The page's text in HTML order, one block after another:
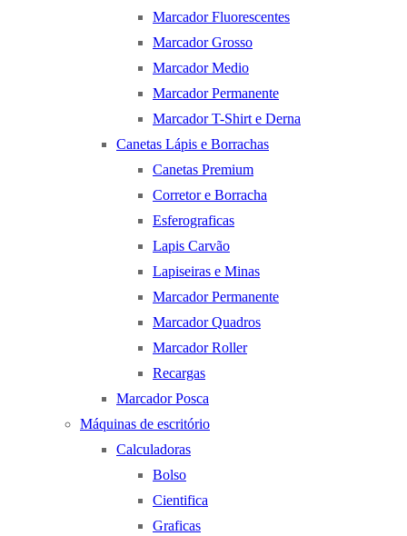
Marcador Fluorescentes
Marcador Grosso
Marcador Medio
Marcador Permanente
Marcador T-Shirt e Derna
Canetas Lápis e Borrachas
Canetas Premium
Corretor e Borracha
Esferograficas
Lapis Carvão
Lapiseiras e Minas
Marcador Permanente
Marcador Quadros
Marcador Roller
Recargas
Marcador Posca
Máquinas de escritório
Calculadoras
Bolso
Cientifica
Graficas